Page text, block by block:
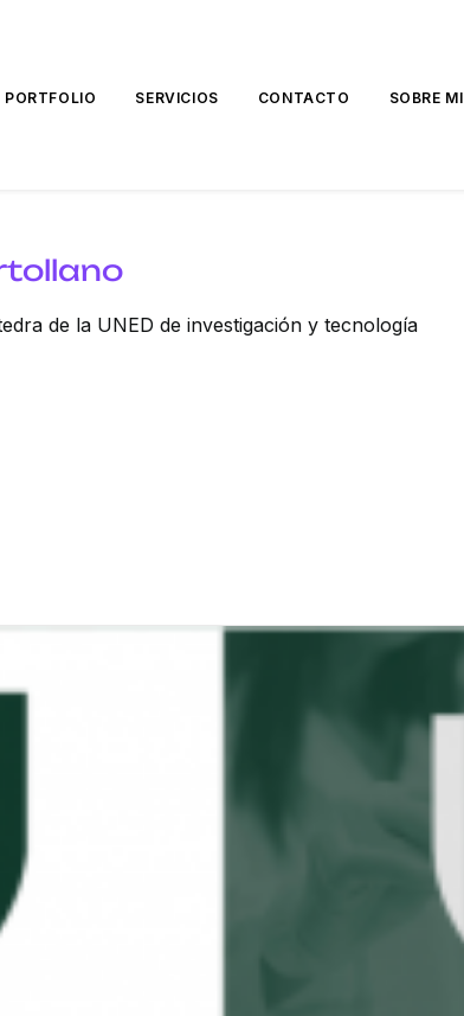
PORTFOLIO SERVICIOS CONTACTO SOBRE MI
de la UNED de investigación y tecnología